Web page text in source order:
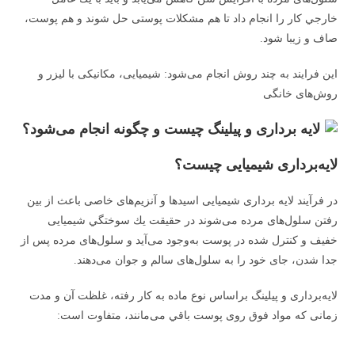
خارجي كار را انجام داد تا هم مشكلات پوستی حل شوند و هم پوست،
صاف و زيبا شود.
اين فرايند به چند روش انجام می‌شود: شيميايی، مكانيكی با ليزر و
روش‌های خانگی
لايه‌برداری شيميايی چیست؟
در فرآیند لایه برداری شیمیایی اسيدها و آنزيم‌های خاصی باعث از بين
رفتن سلول‌های مرده می‌شوند در حقيقت يك سوختگي شيميايی
خفيف و كنترل شده در پوست به‌وجود می‌آيد و سلول‌های مرده پس از
جدا شدن، جای خود را به سلول‌های سالم و جوان می‌دهند.
لايه‌برداری و پیلینگ براساس نوع ماده به كار رفته، غلظت آن و مدت
زمانی كه مواد فوق روی پوست باقي می‌مانند، متفاوت است: